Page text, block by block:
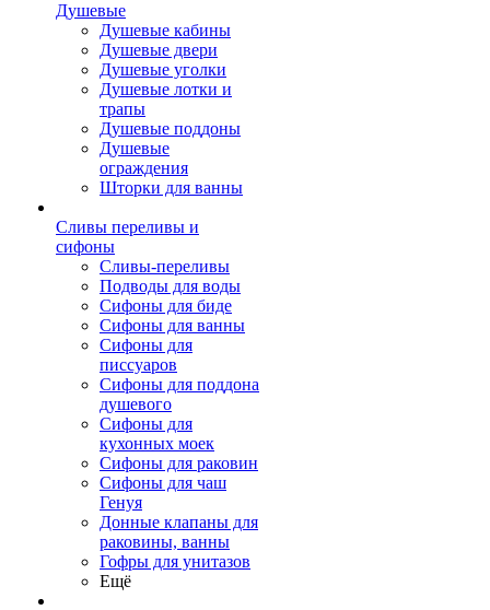
Душевые
Душевые кабины
Душевые двери
Душевые уголки
Душевые лотки и
трапы
Душевые поддоны
Душевые
ограждения
Шторки для ванны
Сливы переливы и
сифоны
Сливы-переливы
Подводы для воды
Сифоны для биде
Сифоны для ванны
Сифоны для
писсуаров
Сифоны для поддона
душевого
Сифоны для
кухонных моек
Сифоны для раковин
Сифоны для чаш
Генуя
Донные клапаны для
раковины, ванны
Гофры для унитазов
Ещё